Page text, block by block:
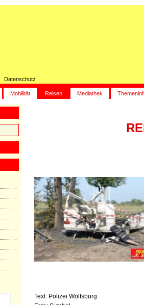
Datenschutz
Mobilität Reisen Mediathek
Text: Polizei Wolfsburg